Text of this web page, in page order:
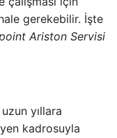
gerekebilir. İşte
Ariston Servisi
uzun yıllara
kadrosuyla